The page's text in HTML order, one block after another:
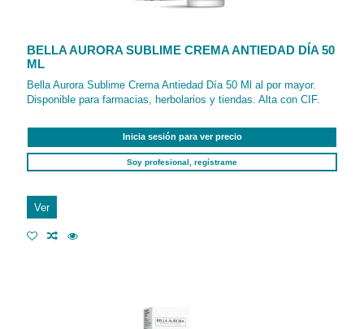
BELLA AURORA SUBLIME CREMA ANTIEDAD DÍA 50
ML
Bella Aurora Sublime Crema Antiedad Día 50 Ml al por mayor.
Disponible para farmacias, herbolarios y tiendas. Alta con CIF.
Inicia sesión para ver precio
Soy profesional, regístrame
Ver